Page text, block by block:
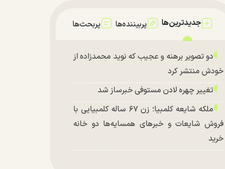
جدیدترین‌ها پربیننده‌ها پربحث‌ها
دو تصویر برهنه و عجیب که نوید محمدزاده از
خودش منتشر کرد
تغییر چهره لادن مستوفی خبرساز شد
ملکه شایعه کلمبیا؛ زن ۶۷ ساله کلمبیایی با
فروش شایعات و خبر‌های همسایه‌ها دو خانه
خرید